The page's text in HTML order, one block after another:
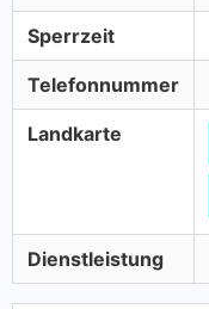
Sperrzeit
Telefonnummer
Landkarte
Dienstleistung